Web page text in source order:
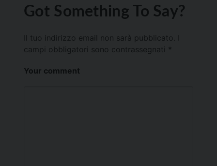
Got Something To Say?
Il tuo indirizzo email non sarà pubblicato.
campi obbligatori sono contrassegnati *
Your comment